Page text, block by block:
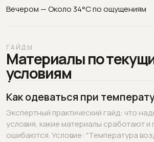
Вечером — Около 34°C по ощущениям
ГАЙДЫ
Материалы по
условиям
Как одеваться при
Экспертный практический гайд: что
условия, какие материалы сработают и
ошибаются. Условие: "Температура